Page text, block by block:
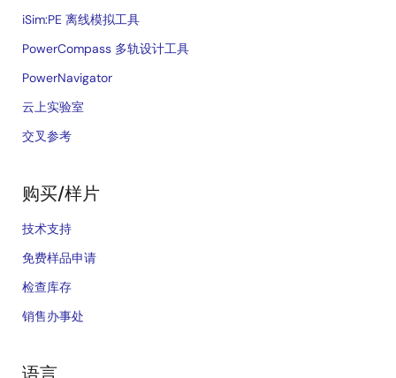
iSim:PE 离线模拟工具
PowerCompass 多轨设计工具
PowerNavigator
云上实验室
交叉参考
购买/样片
技术支持
免费样品申请
检查库存
销售办事处